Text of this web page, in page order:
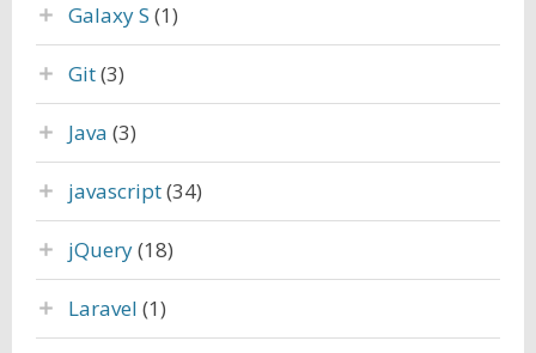
Galaxy S (1)
Git(3)
Java (3)
javascript(34)
jQuery(18)
Laravel (1)